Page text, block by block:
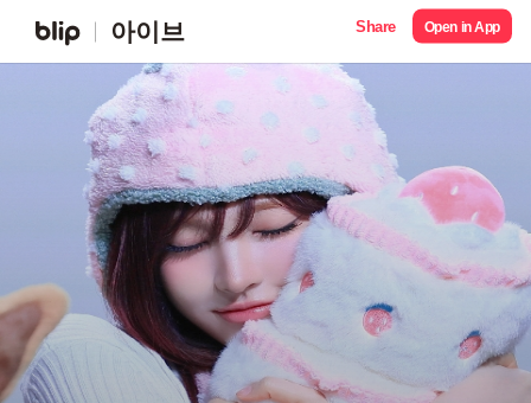
아이브 Share Open in App